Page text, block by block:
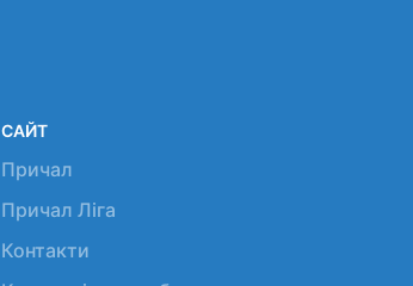
САЙТ
Причал
Причал Ліга
Контакти